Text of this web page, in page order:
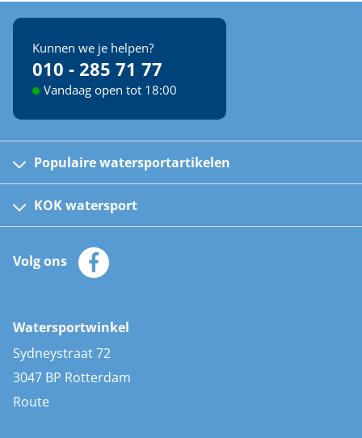
Kunnen we je helpen?
010 - 285 71 77
Vandaag open tot 18:00
Populaire watersportartikelen
Kinder reddingsvesten
Automatische reddingsvesten
Zeilkleding
Zonnepanelen
AIS transponders
Stootwillen en fenders
Bootkussens
Zwemtrappen
KOK watersport
Klantenservice
Merken
Volg ons
Watersportwinkel
Sydneystraat 72
3047 BP Rotterdam
Route